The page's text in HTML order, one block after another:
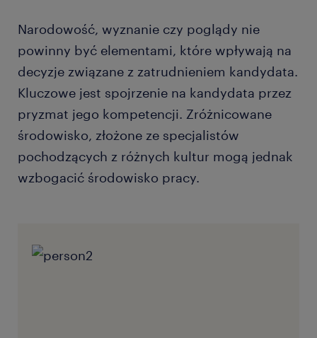
Narodowość, wyznanie czy poglądy nie
powinny być elementami, które wpływają na
decyzje związane z zatrudnieniem kandydata.
Kluczowe jest spojrzenie na kandydata przez
pryzmat jego kompetencji. Zróżnicowane
środowisko, złożone ze specjalistów
pochodzących z różnych kultur mogą jednak
wzbogacić środowisko pracy.